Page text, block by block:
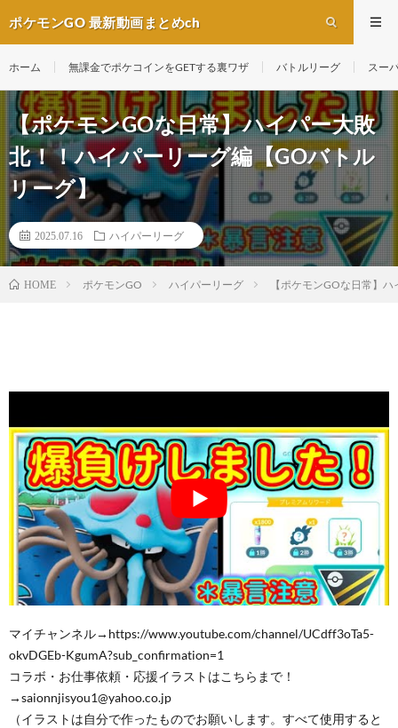
ポケモンGO 最新動画まとめch
ホーム 無課金でポケコインをGETする裏ワザ バトルリーグ スー
【ポケモンGOな日常】ハイパー大敗
北！！ハイパーリーグ編【GOバトル
リーグ】
2025.07.16 ハイパーリーグ
HOME ポケモンGO ハイパーリーグ 【ポケモンGOな日常】
マイチャンネル→https://www.youtube.com/channel/UCdff3oTa5-
okvDGEb-KgumA?sub_confirmation=1
コラボ・お仕事依頼・応援イラストはこちらまで！
→saionnjisyou1@yahoo.co.jp
（イラストは自分で作ったものでお願いします。すべて使用すると